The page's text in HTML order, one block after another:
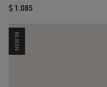
$ 1.085
NEW IN